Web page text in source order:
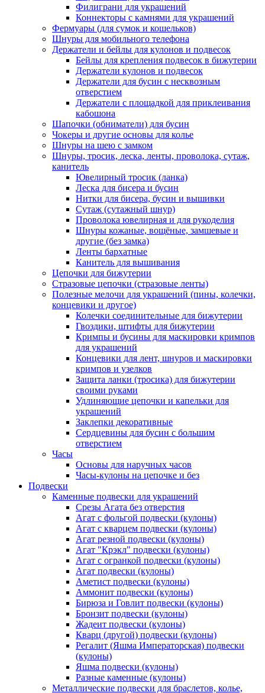
Филиграни для украшений
Коннекторы с камнями для украшений
Фермуары (для сумок и кошельков)
Шнуры для мобильного телефона
Держатели и бейлы для кулонов и подвесок
Бейлы для крепления подвесок в бижутерии
Держатели кулонов и подвесок
Держатели для бусин с несквозным
отверстием
Держатели с площадкой для приклеивания
кабошона
Шапочки (обниматели) для бусин
Чокеры и другие основы для колье
Шнуры на шею с замком
Шнуры, тросик, леска, ленты, проволока, сутаж,
канитель
Ювелирный тросик (ланка)
Леска для бисера и бусин
Нитки для бисера, бусин и вышивки
Сутаж (сутажный шнур)
Проволока ювелирная и для рукоделия
Шнуры кожаные, вощёные, замшевые и
другие (без замка)
Ленты бархатные
Канитель для вышивания
Цепочки для бижутерии
Стразовые цепочки (стразовые ленты)
Полезные мелочи для украшений (пины, колечки,
концевики и другое)
Колечки соединительные для бижутерии
Гвоздики, штифты для бижутерии
Кримпы и бусины для маскировки кримпов
для украшений
Концевики для лент, шнуров и маскировки
кримпов и узелков
Защита ланки (тросика) для бижутерии
своими руками
Удлиняющие цепочки и капельки для
украшений
Заклепки декоративные
Сердцевины для бусин с большим
отверстием
Часы
Основы для наручных часов
Часы-кулоны на цепочке и без
Подвески
Каменные подвески для украшений
Срезы Агата без отверстия
Агат с фольгой подвески (кулоны)
Агат с кварцем подвески (кулоны)
Агат резной подвески (кулоны)
Агат "Крэкл" подвески (кулоны)
Агат с огранкой подвески (кулоны)
Агат подвески (кулоны)
Аметист подвески (кулоны)
Аммонит подвески (кулоны)
Бирюза и Говлит подвески (кулоны)
Бронзит подвески (кулоны)
Жадеит подвески (кулоны)
Кварц (другой) подвески (кулоны)
Регалит (Яшма Императорская) подвески
(кулоны)
Яшма подвески (кулоны)
Разные каменные (кулоны)
Металлические подвески для браслетов, колье,